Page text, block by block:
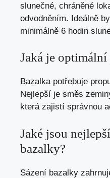
slunečné, chráněné
odvodněním. Ideálně
minimálně 6 hodin
Jaká je
Bazalka potřebuje
Nejlepší je směs
která zajistí správnou
Jaké jsou
bazalky?
Sázení bazalky